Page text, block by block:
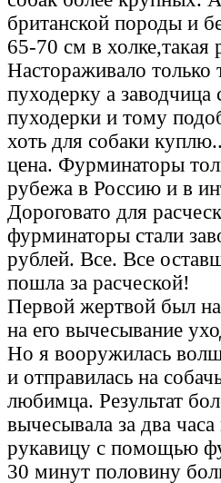
британской породы и
65-70 см в холке,такая
Настораживало только
пуходерку а заводчица
пуходерки и тому
хоть для собаки
цена. Фурминаторы
рубежа в Россию и в
Дороговато для
фурминаторы стали
рублей. Все. Все
пошла за расческой!
Первой жертвой был
на его вычесывание
Но я вооружилась
и отправилась на
любимца. Результат
вычесывала за два
рукавицу с помощью
30 минут половину